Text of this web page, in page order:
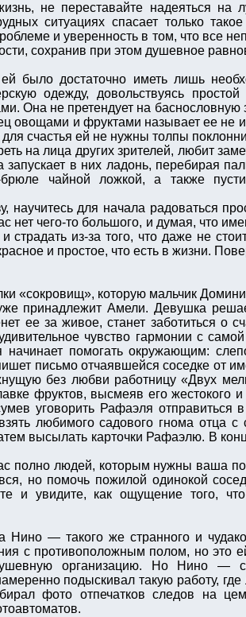
не переставайте надеяться на
ситуациях спасает только
и уверенность в том, что все
сохранив при этом душевное
было достаточно иметь лишь
одежду, довольствуясь
Она не претендует на баснословную
овощами и фруктами называет ее не
счастья ей не нужны толпы
на лица других зрителей, любит
запускает в них ладонь, перебирая
чайной ложкой, а также
научитесь для начала радоваться
нет чего-то большого, и думая, что
страдать из-за того, что даже не
и простое, что есть в жизни.
«сокровищ», которую мальчик
принадлежит Амели. Девушка
ее за живое, станет заботиться о
чувство гармонии с
помогать окружающим:
письмо отчаявшейся соседке от
без любви работницу «Двух
фруктов, высмеяв его жестокого
уговорить Рафаэля отправиться
любимого садового гнома отца
высылать карточки Рафаэлю. В
полно людей, которым нужны ваша
но помочь пожилой одинокой
и увидите, как ощущение того, что
Нино — такого же странного и
с противоположным полом, но это
организацию. Но Нино —
подыскивал такую работу,
фото отпечатков следов на